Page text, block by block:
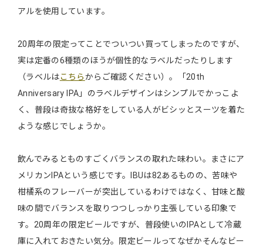
アルを使用しています。
20周年の限定ってことでついつい買ってしまったのですが、
実は定番の6種類のほうが個性的なラベルだったりします
（ラベルはこちらからご確認ください）。「20th
Anniversary IPA」のラベルデザインはシンプルでかっこよ
く、普段は奇抜な格好をしている人がビシッとスーツを着た
ような感じでしょうか。
飲んでみるとものすごくバランスの取れた味わい。まさにア
メリカンIPAという感じです。IBUは82あるものの、苦味や
柑橘系のフレーバーが突出しているわけではなく、甘味と酸
味の間でバランスを取りつつしっかり主張している印象で
す。20周年の限定ビールですが、普段使いのIPAとして冷蔵
庫に入れておきたい気分。限定ビールってなぜかそんなビー